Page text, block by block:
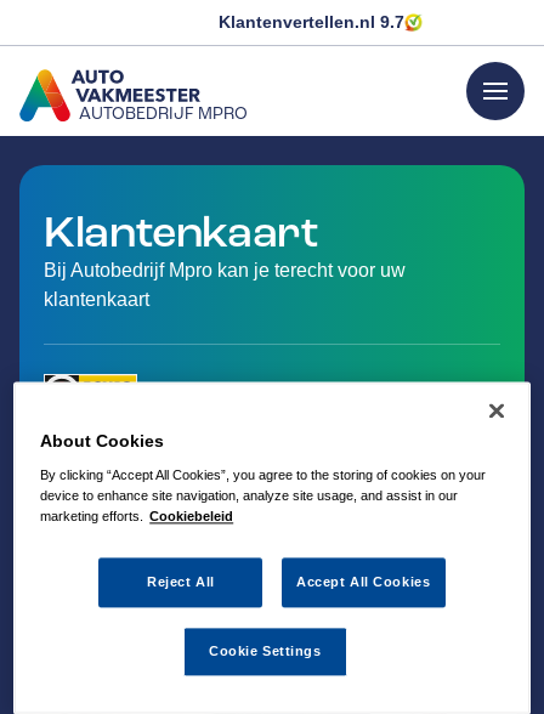
Klantenvertellen.nl 9.7
AUTOBEDRIJF MPRO
GA NAAR DE HOMEPAGINA
menu
Klantenkaart
Bij Autobedrijf Mpro kan je terecht voor uw
klantenkaart
About Cookies
By clicking “Accept All Cookies”, you agree to the storing of cookies on your
device to enhance site navigation, analyze site usage, and assist in our
marketing efforts. Cookiebeleid
Reject All Accept All Cookies
Cookie Settings